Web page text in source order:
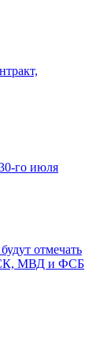
го июля
отмечать
СК, МВД и ФСБ